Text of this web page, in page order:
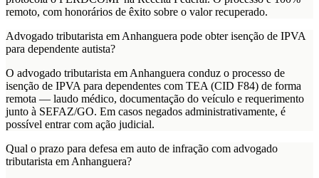
remoto, com honorários de êxito sobre o valor recuperado.
Advogado tributarista em Anhanguera pode obter isenção de IPVA
para dependente autista?
O advogado tributarista em Anhanguera conduz o processo de
isenção de IPVA para dependentes com TEA (CID F84) de forma
remota — laudo médico, documentação do veículo e requerimento
junto à SEFAZ/GO. Em casos negados administrativamente, é
possível entrar com ação judicial.
Qual o prazo para defesa em auto de infração com advogado
tributarista em Anhanguera?